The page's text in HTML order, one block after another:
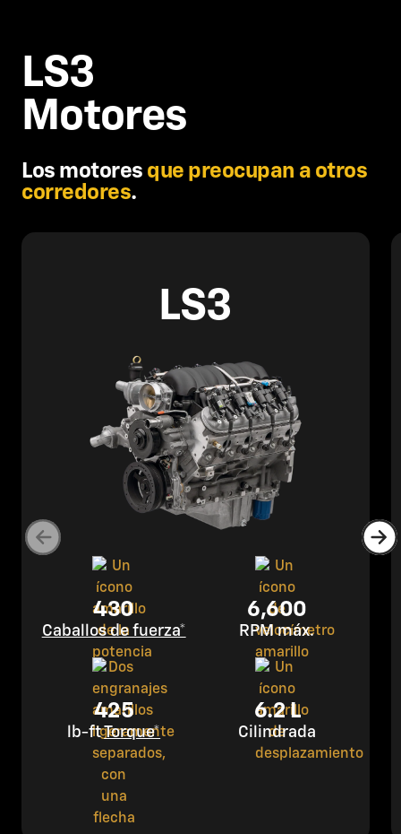
LS3
Motores
Los motores que preocupan a otros
corredores.
LS3
430
Caballos de fuerza*
6,600
RPM máx.
425
lb-ftTorque*
6.2 L
Cilindrada